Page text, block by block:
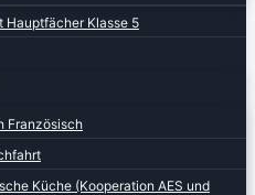
Hauptfächer Klasse 5
Französisch
Küche (Kooperation AES und